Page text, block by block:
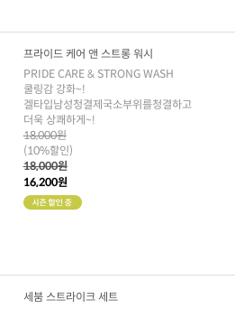
프라이드 케어 앤 스트롱 워시
PRIDE CARE & STRONG WASH
쿨링감 강화~!
겔타입남성청결제국소부위를청결하고
더욱 상쾌하게~!
18,000원
(10%할인)
18,000원
16,200원
세붐 스트라이크 세트